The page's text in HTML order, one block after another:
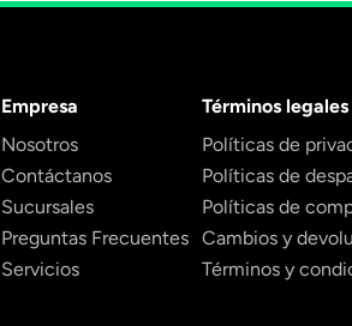
Empresa
Nosotros
Contáctanos
Sucursales
Preguntas Frecuentes
Servicios
Términos legales
Políticas de
Políticas de
Políticas de
Cambios y
Términos y